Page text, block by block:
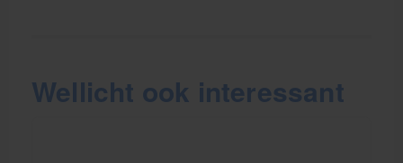
Wellicht ook interessant